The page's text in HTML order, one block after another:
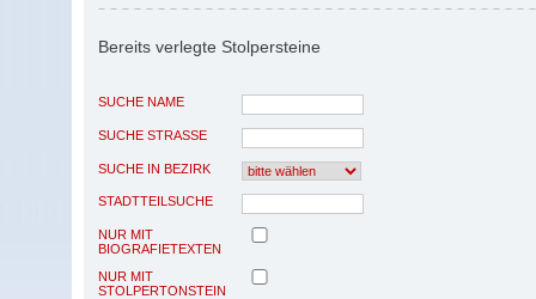
Bereits verlegte Stolpersteine
SUCHE NAME
SUCHE STRASSE
SUCHE IN BEZIRK
STADTTEILSUCHE
NUR MIT
BIOGRAFIETEXTEN
NUR MIT
STOLPERTONSTEIN